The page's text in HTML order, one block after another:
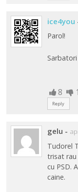
ice4you
Parol!
8 1
Reply
gelu -
Tudorel
trisat rau
cu PSD.
caine.